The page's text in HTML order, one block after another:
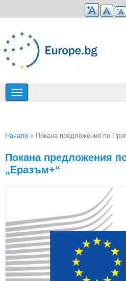
Премини към основното съдържание
Начало » Покана предложения по
Покана предложения
„Еразъм+“